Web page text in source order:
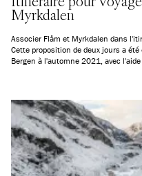
Myrkdalen
Associer Flåm et Myrkdalen dans
Cette proposition de deux jours a
Bergen à l'automne 2021, avec